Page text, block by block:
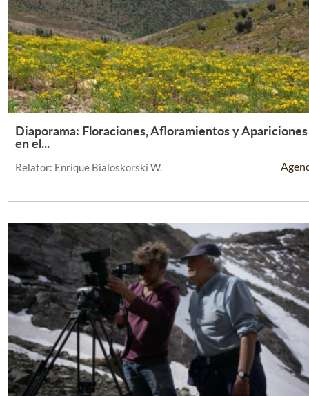
Leer Más +
Diaporama: Floraciones, Afloramientos y Apariciones
en el...
Relator: Enrique Bialoskorski W.